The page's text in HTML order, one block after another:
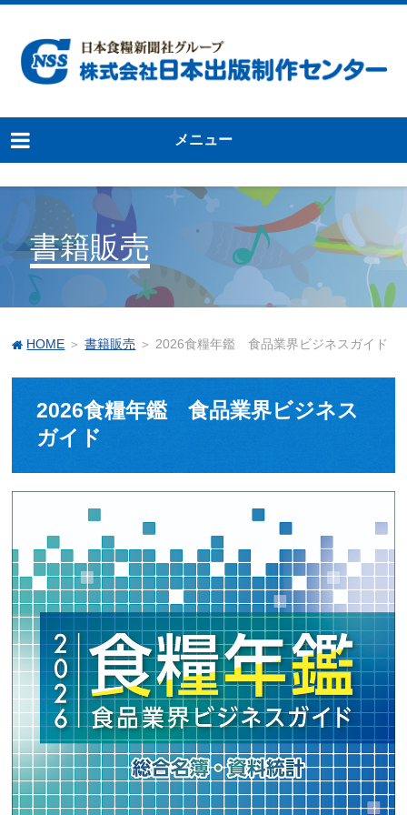
メニュー
書籍販売
HOME ＞書籍販売 ＞ 2026食糧年鑑 食品業界ビジネスガイド
2026食糧年鑑 食品業界ビジネス
ガイド